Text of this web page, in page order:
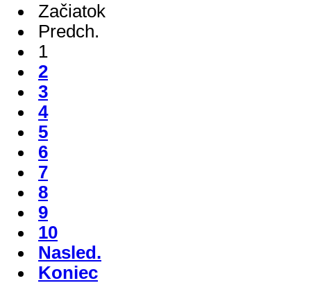
Začiatok
Predch.
1
2
3
4
5
6
7
8
9
10
Nasled.
Koniec